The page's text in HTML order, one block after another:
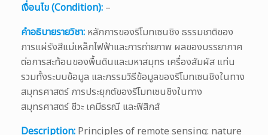
เงื่อนไข (Condition): –
คำอธิบายรายวิชา: หลักการของรีโมทเซนชิง ธรรมชาติของ
การแผ่รังสีแม่เหล็กไฟฟ้าและการถ่ายภาพ ผลของบรรยากาศ
ต่อการสะท้อนของพื้นดินและมหาสมุทร เครื่องสัมผัส แท่น
รวมทั้งระบบข้อมูล และกรรมวิธีข้อมูลของรีโมทเซนชิงในทาง
สมุทรศาสตร์ การประยุกต์ของรีโมทเซนชิงในทาง
สมุทรศาสตร์ ชีวะ เคมีธรณี และฟิสิกส์
Description: Principles of remote sensing: nature